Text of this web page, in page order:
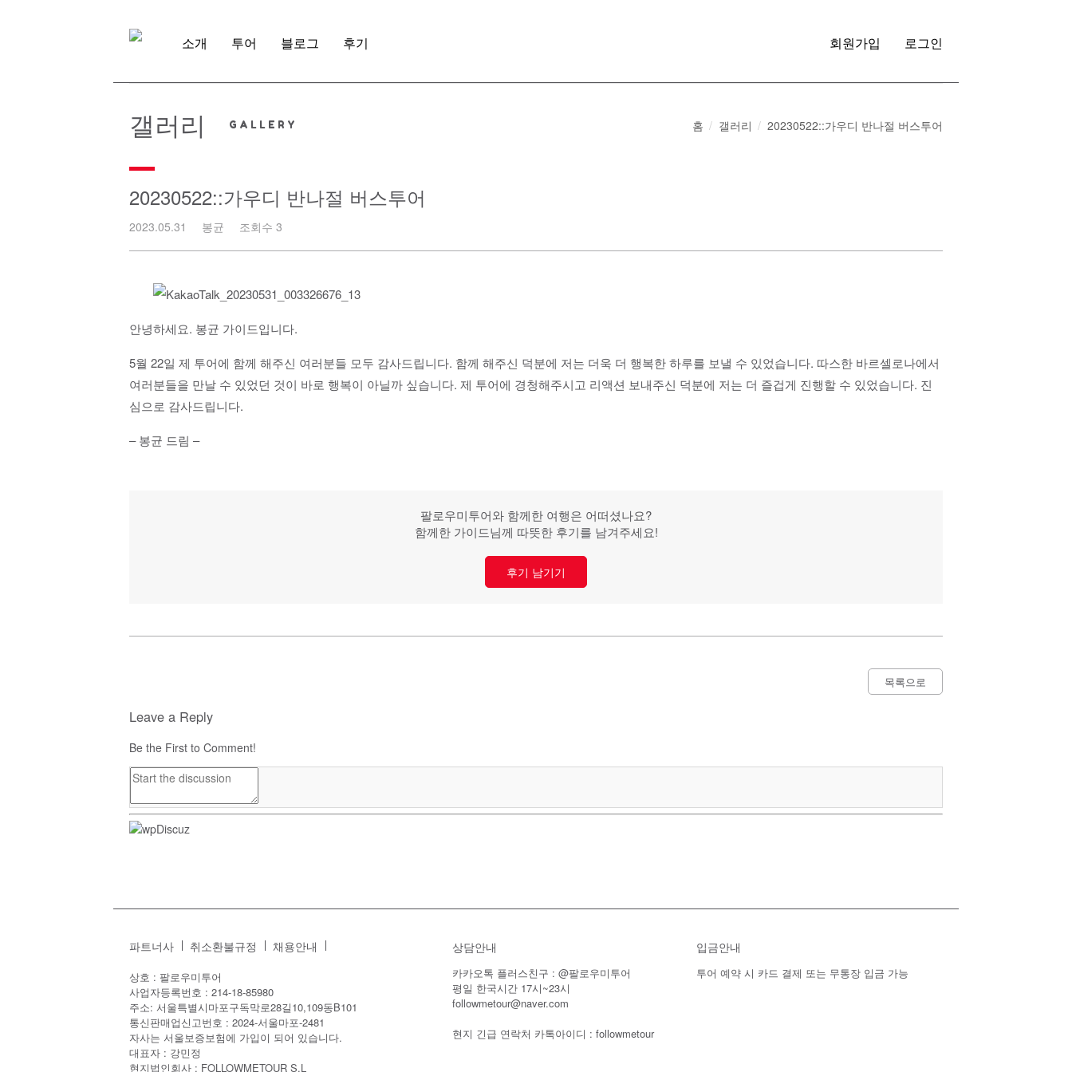
소개 투어 블로그 후기 회원가입 로그인
홈 갤러리 20230522::가우디 반나절 버스투어
갤러리
20230522::가우디 반나절 버스투어
2023.05.31 봉균 조회수 3
안녕하세요. 봉균 가이드입니다.
5월 22일 제 투어에 함께 해주신 여러분들 모두 감사드립니다. 함께 해주신 덕분에 저는 더욱 더 행복한 하루를 보낼 수 있었습니다. 따스한 바르셀로나에서
여러분들을 만날 수 있었던 것이 바로 행복이 아닐까 싶습니다. 제 투어에 경청해주시고 리액션 보내주신 덕분에 저는 더 즐겁게 진행할 수 있었습니다. 진
심으로 감사드립니다.
– 봉균 드림 –
팔로우미투어와 함께한 여행은 어떠셨나요?
함께한 가이드님께 따뜻한 후기를 남겨주세요!
후기 남기기
목록으로
Leave a Reply
Be the First to Comment!
파트너사 취소환불규정 채용안내
상호 : 팔로우미투어
사업자등록번호 : 214-18-85980
주소: 서울특별시마포구독막로28길10,109동B101
통신판매업신고번호 : 2024-서울마포-2481
자사는 서울보증보험에 가입이 되어 있습니다.
대표자 : 강민정
현지법인회사 : FOLLOWMETOUR S.L
상담안내
카카오톡 플러스친구 : @팔로우미투어
평일 한국시간 17시~23시
followmetour@naver.com
현지 긴급 연락처 카톡아이디 : followmetour
입금안내
투어 예약 시 카드 결제 또는 무통장 입금 가능